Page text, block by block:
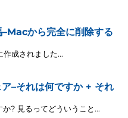
から完全に削除する
成されました...
–それは何ですか + それ
? 見るってどういうこと...